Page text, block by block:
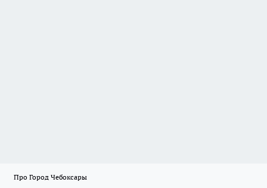
Про Город Чебоксары